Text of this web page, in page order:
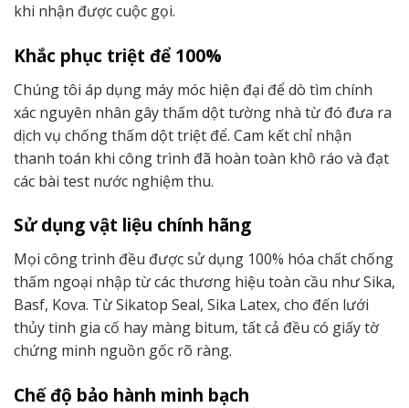
khi nhận được cuộc gọi.
Khắc phục triệt để 100%
Chúng tôi áp dụng máy móc hiện đại để dò tìm chính
xác nguyên nhân gây thấm dột tường nhà từ đó đưa ra
dịch vụ chống thấm dột triệt để. Cam kết chỉ nhận
thanh toán khi công trình đã hoàn toàn khô ráo và đạt
các bài test nước nghiệm thu.
Sử dụng vật liệu chính hãng
Mọi công trình đều được sử dụng 100% hóa chất chống
thấm ngoại nhập từ các thương hiệu toàn cầu như Sika,
Basf, Kova. Từ Sikatop Seal, Sika Latex, cho đến lưới
thủy tinh gia cố hay màng bitum, tất cả đều có giấy tờ
chứng minh nguồn gốc rõ ràng.
Chế độ bảo hành minh bạch